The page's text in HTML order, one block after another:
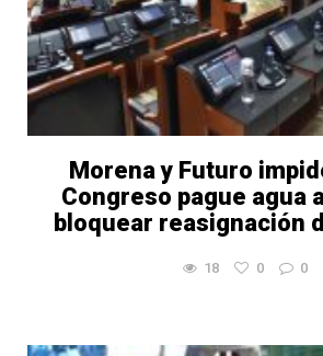
Morena y Futuro
Congreso pague agua
bloquear reasignación
18 0 0